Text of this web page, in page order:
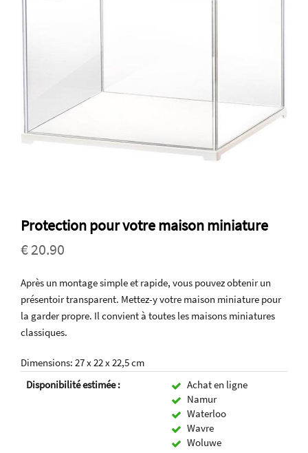
Protection pour votre maison miniature
€ 20.90
Après un montage simple et rapide, vous pouvez obtenir un
présentoir transparent. Mettez-y votre maison miniature pour
la garder propre. Il convient à toutes les maisons miniatures
classiques.
Dimensions: 27 x 22 x 22,5 cm
Disponibilité estimée :
Achat en ligne
Namur
Waterloo
Wavre
Woluwe